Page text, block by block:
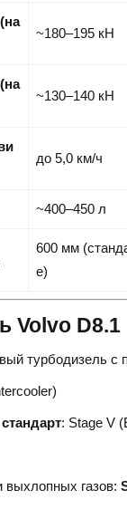
~180–195 кН
~130–140 кН
до 5,0 км/ч
~400–450 л
600 мм
е)
Volvo D8.1
турбодизель
: Stage V
выхлопных газов: